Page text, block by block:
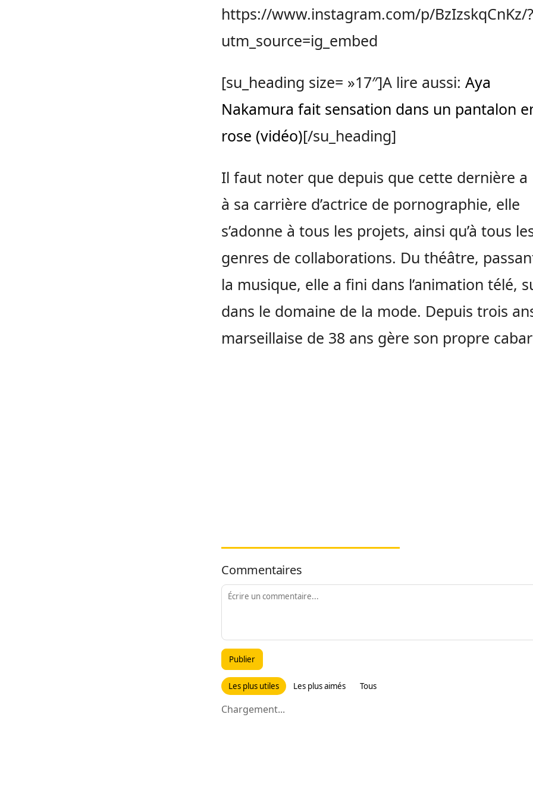
https://www.instagram.com/p/BzIzskqCnKz/?
utm_source=ig_embed
[su_heading size= »17″]A lire aussi: Aya
Nakamura fait sensation dans un pantalon
rose (vidéo)[/su_heading]
Il faut noter que depuis que cette dernière a
à sa carrière d’actrice de pornographie, elle
s’adonne à tous les projets, ainsi qu’à tous
genres de collaborations. Du théâtre,
la musique, elle a fini dans l’animation télé,
dans le domaine de la mode. Depuis trois
marseillaise de 38 ans gère son propre
Commentaires
Publier
Les plus utiles Les plus aimés Tous
Chargement...